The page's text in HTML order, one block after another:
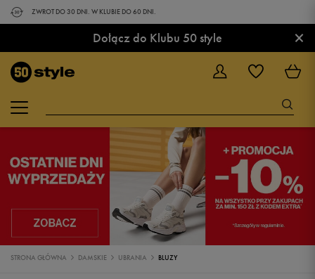
ZWROT DO 30 DNI. W KLUBIE DO 60 DNI.
Dołącz do Klubu 50 style ×
STRONA GŁÓWNA DAMSKIE UBRANIA BLUZY